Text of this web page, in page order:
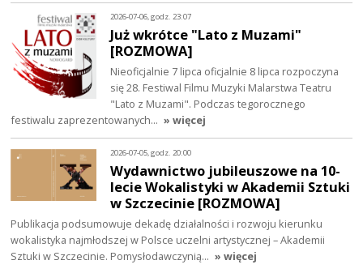
2026-07-06, godz. 23:07
Już wkrótce "Lato z Muzami"
[ROZMOWA]
Nieoficjalnie 7 lipca oficjalnie 8 lipca rozpoczyna
się 28. Festiwal Filmu Muzyki Malarstwa Teatru
"Lato z Muzami". Podczas tegorocznego
festiwalu zaprezentowanych… » więcej
2026-07-05, godz. 20:00
Wydawnictwo jubileuszowe na 10-
lecie Wokalistyki w Akademii Sztuki
w Szczecinie [ROZMOWA]
Publikacja podsumowuje dekadę działalności i rozwoju kierunku
wokalistyka najmłodszej w Polsce uczelni artystycznej – Akademii
Sztuki w Szczecinie. Pomysłodawczynią… » więcej